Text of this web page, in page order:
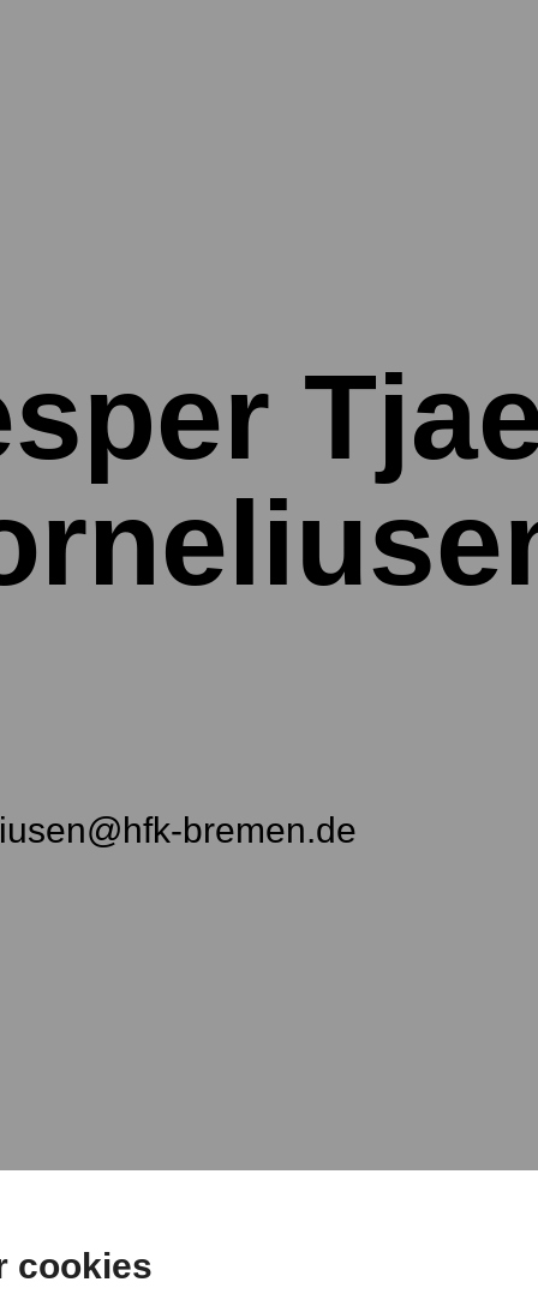
cookies
bremen.de
Er absolvierte sein Studium
unter Bent Lylloff.